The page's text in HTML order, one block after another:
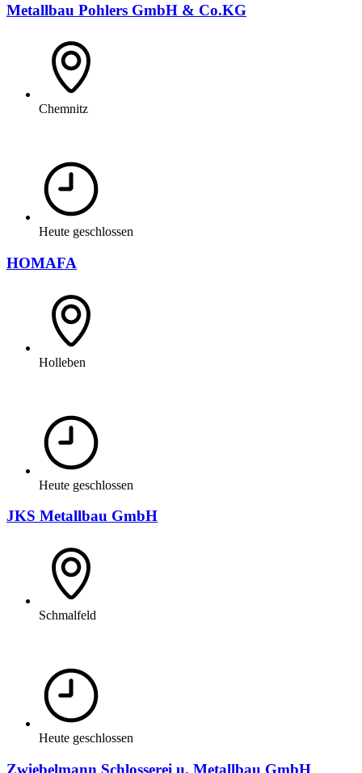
Metallbau Pohlers GmbH & Co.KG
Chemnitz
Heute geschlossen
HOMAFA
Holleben
Heute geschlossen
JKS Metallbau GmbH
Schmalfeld
Heute geschlossen
Zwiebelmann Schlosserei u. Metallbau GmbH